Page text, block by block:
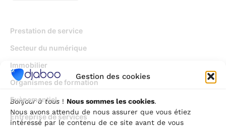
Gestion des cookies
Bonjour à tous ! Nous sommes les cookies.
Nous avons attendu de nous assurer que vous étiez
intéressé par le contenu de ce site avant de vous
Prestation de service
Secteur du numérique
Immobilier
Organismes de formation
Evènementiel
Entreprise de services